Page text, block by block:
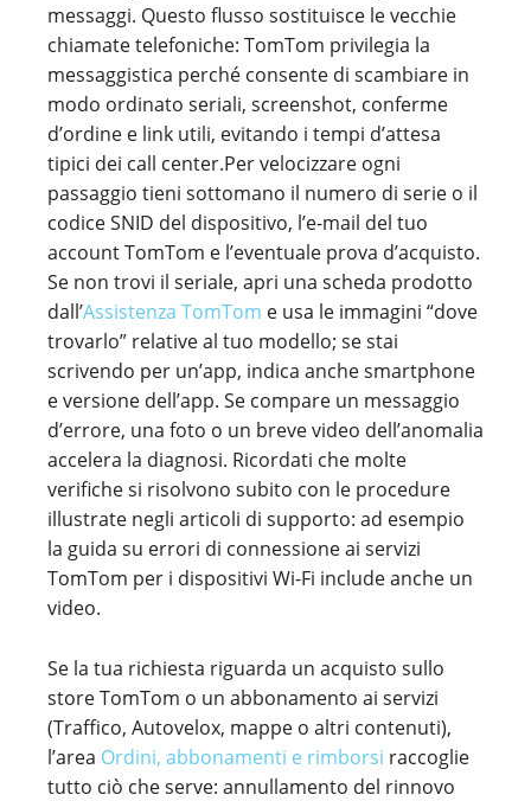
messaggi. Questo flusso sostituisce le vecchie
chiamate telefoniche: TomTom privilegia la
messaggistica perché consente di scambiare in
modo ordinato seriali, screenshot, conferme
d’ordine e link utili, evitando i tempi d’attesa
tipici dei call center.Per velocizzare ogni
passaggio tieni sottomano il numero di serie o il
codice SNID del dispositivo, l’e-mail del tuo
account TomTom e l’eventuale prova d’acquisto.
Se non trovi il seriale, apri una scheda prodotto
dall’Assistenza TomTom e usa le immagini “dove
trovarlo” relative al tuo modello; se stai
scrivendo per un’app, indica anche smartphone
e versione dell’app. Se compare un messaggio
d’errore, una foto o un breve video dell’anomalia
accelera la diagnosi. Ricordati che molte
verifiche si risolvono subito con le procedure
illustrate negli articoli di supporto: ad esempio
la guida su errori di connessione ai servizi
TomTom per i dispositivi Wi-Fi include anche un
video.
Se la tua richiesta riguarda un acquisto sullo
store TomTom o un abbonamento ai servizi
(Traffico, Autovelox, mappe o altri contenuti),
l’area Ordini, abbonamenti e rimborsi raccoglie
tutto ciò che serve: annullamento del rinnovo